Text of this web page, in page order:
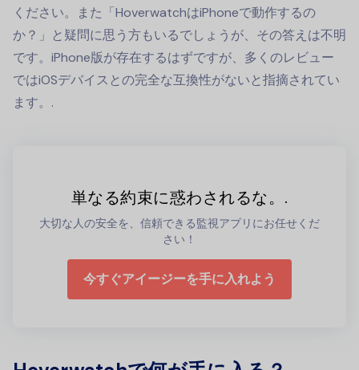
ください。また「HoverwatchはiPhoneで動作するの
か？」と疑問に思う方もいるでしょうが、その答えは不明
です。iPhone版が存在するはずですが、多くのレビュー
ではiOSデバイスとの完全な互換性がないと指摘されてい
ます。.
単なる約束に惑わされるな。.
大切な人の安全を、信頼できる監視アプリにお任せくだ
さい！
今すぐアイージーを手に入れよう